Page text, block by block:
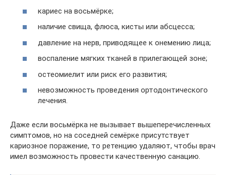
кариес на восьмёрке;
наличие свища, флюса, кисты или абсцесса;
давление на нерв, приводящее к онемению лица;
воспаление мягких тканей в прилегающей зоне;
остеомиелит или риск его развития;
невозможность проведения ортодонтического
лечения.
Даже если восьмёрка не вызывает вышеперечисленных
симптомов, но на соседней семёрке присутствует
кариозное поражение, то ретенцию удаляют, чтобы врач
имел возможность провести качественную санацию.